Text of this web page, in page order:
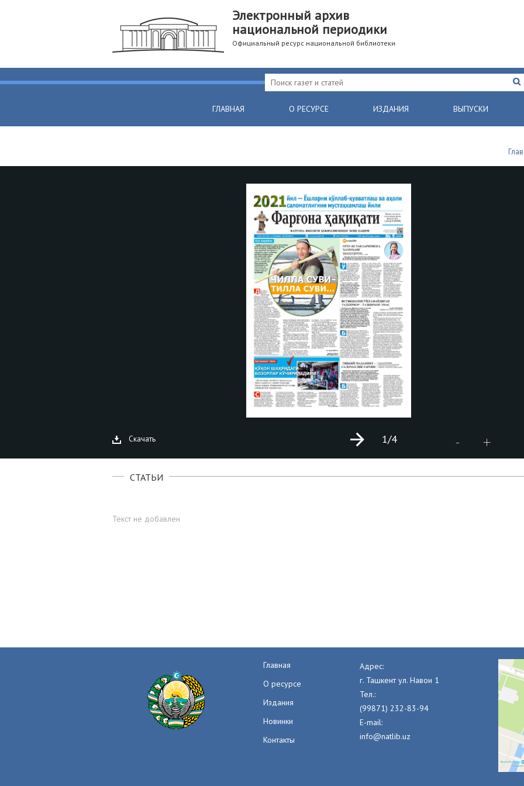
Электронный архив
национальной периодики
Официальный ресурс национальной библиотеки
ГЛАВНАЯ О РЕСУРСЕ ИЗДАНИЯ ВЫПУСКИ
Скачать - +
1/4
СТАТЬИ
Текст не добавлен
Главная
О ресурсе
Издания
Новинки
Контакты
Адрес:
г. Ташкент ул. Навои 1
Тел.:
(99871) 232-83-94
E-mail:
info@natlib.uz